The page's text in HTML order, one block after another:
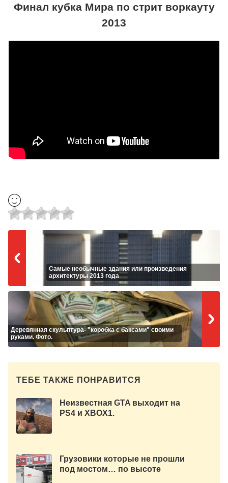
Финал кубка Мира по стрит воркауту
2013
Самые необычные здания или произведения
архитектуры 2013 года
Деревянная скульптура- "коробка с баксами" своими
руками. Фото.
ТЕБЕ ТАКЖЕ ПОНРАВИТСЯ
Неизвестная GTA выходит на
PS4 и XBOX1.
Грузовики которые не прошли
под мостом… по высоте